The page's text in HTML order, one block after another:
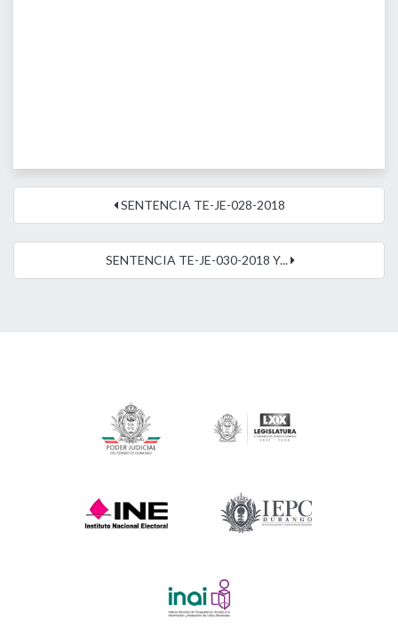
SENTENCIA TE-JE-028-2018
SENTENCIA TE-JE-030-2018 Y...